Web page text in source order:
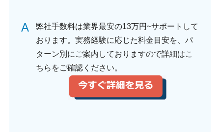
A
弊社手数料は業界最安の13万円~サポートして
おります。実務経験に応じた料金目安を、パ
ターン別にご案内しておりますので詳細はこ
ちらをご確認ください。